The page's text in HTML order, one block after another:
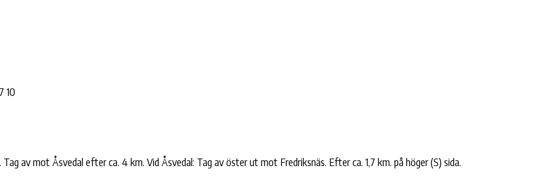
10
Tag av mot Åsvedal efter ca. 4 km. Vid Åsvedal: Tag av öster ut mot Fredriksnäs. Efter ca. 1,7 km. på höger (S) sida.